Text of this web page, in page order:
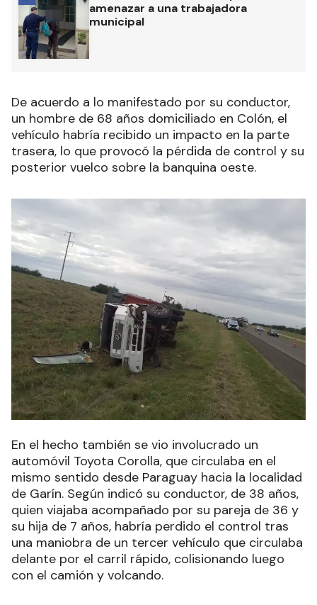
amenazar a una trabajadora
municipal
De acuerdo a lo manifestado por su conductor,
un hombre de 68 años domiciliado en Colón, el
vehículo habría recibido un impacto en la parte
trasera, lo que provocó la pérdida de control y su
posterior vuelco sobre la banquina oeste.
En el hecho también se vio involucrado un
automóvil Toyota Corolla, que circulaba en el
mismo sentido desde Paraguay hacia la localidad
de Garín. Según indicó su conductor, de 38 años,
quien viajaba acompañado por su pareja de 36 y
su hija de 7 años, habría perdido el control tras
una maniobra de un tercer vehículo que circulaba
delante por el carril rápido, colisionando luego
con el camión y volcando.